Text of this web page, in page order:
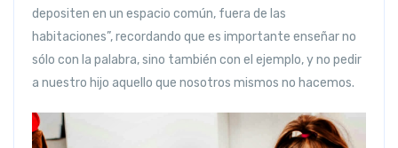
depositen en un espacio común, fuera de las
habitaciones”, recordando que es importante enseñar no
sólo con la palabra, sino también con el ejemplo, y no pedir
a nuestro hijo aquello que nosotros mismos no hacemos.